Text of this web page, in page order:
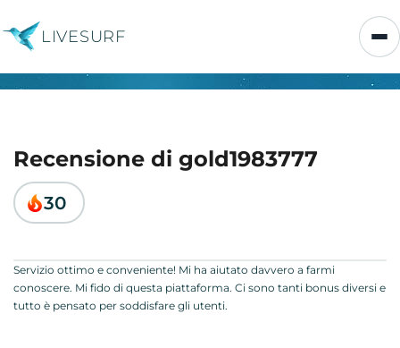
LIVESURF
Recensione di gold1983777
30
Servizio ottimo e conveniente! Mi ha aiutato davvero a farmi
conoscere. Mi fido di questa piattaforma. Ci sono tanti bonus diversi e
tutto è pensato per soddisfare gli utenti.